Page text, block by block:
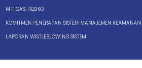
MITIGASI RESIKO
KOMITMEN PENERAPAN SISTEM MANAJEMEN
LAPORAN WISTLEBLOWING SISTEM